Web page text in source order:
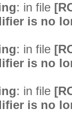
: in file
is no
: in file
is no
: in file
is no